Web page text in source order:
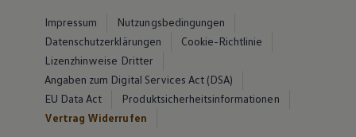
Impressum
Nutzungsbedingungen
Datenschutzerklärungen
Cookie-Richtlinie
Lizenzhinweise Dritter
Angaben zum Digital Services Act (DSA)
EU Data Act
Produktsicherheitsinformationen
Vertrag Widerrufen